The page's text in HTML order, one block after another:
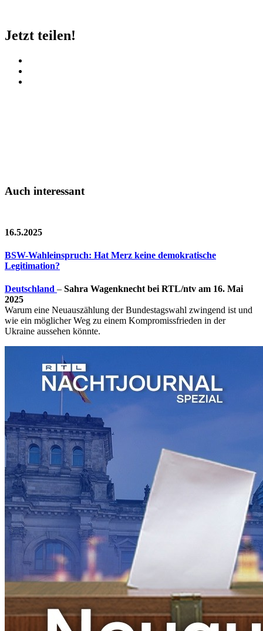
Jetzt teilen!
Auch interessant
16.5.2025
BSW-Wahleinspruch: Hat Merz keine demokratische
Legitimation?
Deutschland – Sahra Wagenknecht bei RTL/ntv am 16. Mai
2025
Warum eine Neuauszählung der Bundestagswahl zwingend ist und
wie ein möglicher Weg zu einem Kompromissfrieden in der
Ukraine aussehen könnte.